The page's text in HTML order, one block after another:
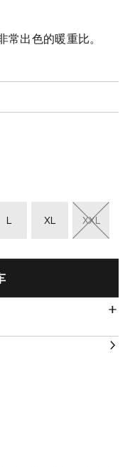
出色的暖重比。
L XL
XXL